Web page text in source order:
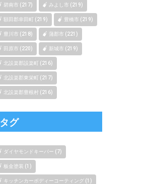
碧南市 (217) みよし市 (219)
額田郡幸田町 (219) 豊橋市 (219)
豊川市 (218) 蒲郡市 (221)
田原市 (220) 新城市 (219)
北設楽郡設楽町 (216)
北設楽郡東栄町 (217)
北設楽郡豊根村 (216)
タグ
ダイヤモンドキーパー (7)
板金塗装 (1)
キッチンカーボディーコーティング (1)